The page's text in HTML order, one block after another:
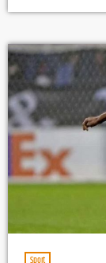
la rubrique
la sortie,
[…]
Sport